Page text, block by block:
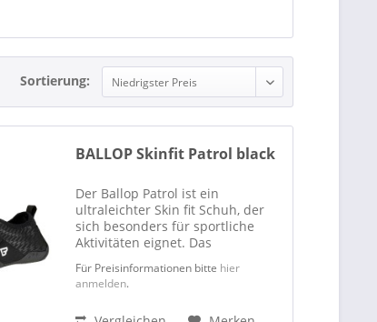
Sortierung:
BALLOP Skinfit Patrol black
Der Ballop Patrol ist ein
ultraleichter Skin fit Schuh, der
sich besonders für sportliche
Aktivitäten eignet. Das
Richtungen dehnbar und passt
sich dem Fuß an, ohne ihm
Für Preisinformationen bitte hier
anmelden.